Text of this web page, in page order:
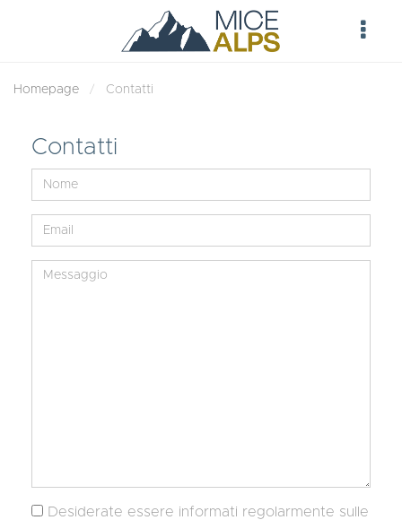
Homepage Contatti
Contatti
Nome
Email
Messaggio
Desiderate essere informati regolarmente sulle